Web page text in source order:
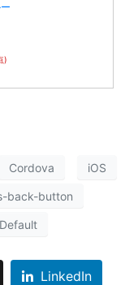
)
Cordova iOS
back-button
LinkedIn